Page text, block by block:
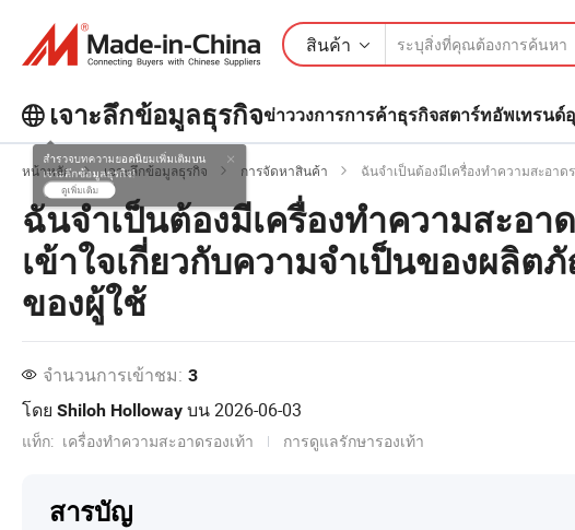
สินค้า
เจาะลึกข้อมูลธุรกิจข่าววงการการค้าธุรกิจสตาร์ทอัพเทรนด์
สำรวจบทความยอดนิยมเพิ่มเติมบน
เจาะลึกข้อมูลธุรกิจ!
ดูเพิ่มเติม
หน้าหลัก เจาะลึกข้อมูลธุรกิจ การจัดหาสินค้า ฉันจำเป็นต้องมีเครื่องทำความสะอาดรองเท้า
ฉันจำเป็นต้องมีเครื่องทำความสะอา
เข้าใจเกี่ยวกับความจำเป็นของผลิ
ของผู้ใช้
จำนวนการเข้าชม: 3
โดย Shiloh Holloway บน2026-06-03
แท็ก: เครื่องทำความสะอาดรองเท้า การดูแลรักษารองเท้า
สารบัญ